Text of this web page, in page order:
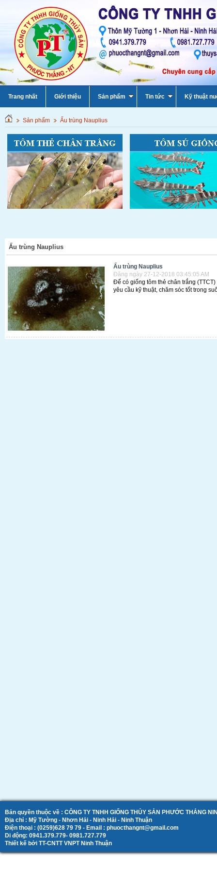
Trang nhất Giới thiệu Sản phẩm Tin tức Kỹ thuật
Sản phẩm Ấu trùng Nauplius
Ấu trùng Nauplius
Ấu trùng Nauplius
Đăng ngày 27-12-2018 03:45:05 AM
Để có giống tôm thẻ chân trắng
yêu cầu kỹ thuật, chăm sóc tốt trong
Bản quyền thuộc về : CÔNG TY TNHH GIỐNG THỦY SẢN PHƯỚC THẮNG
Địa chỉ : Mỹ Tường - Nhơn Hải - Ninh Hải - Ninh Thuận
Điện thoại : (0259)628 79 79 - Email : phuocthangnt@gmail.com
Di động: 0941.379.779- 0981.727.779
Thiết kế bởi TT-CNTT VNPT Ninh Thuận